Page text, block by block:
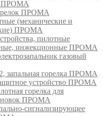
ПРОМА
ПРОМА
(механические и
ПРОМА
пилотные
инжекционные ПРОМА
газовый
запальная горелка ПРОМА
устройство ПРОМА
горелка для
ПРОМА
сигнализирующее